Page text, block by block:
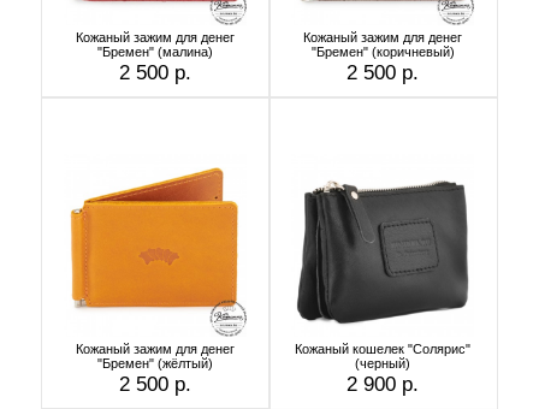
Кожаный зажим для денег
"Бремен" (малина)
2 500 р.
Кожаный зажим для денег
"Бремен" (коричневый)
2 500 р.
Кожаный зажим для денег
"Бремен" (жёлтый)
2 500 р.
Кожаный кошелек "Солярис"
(черный)
2 900 р.